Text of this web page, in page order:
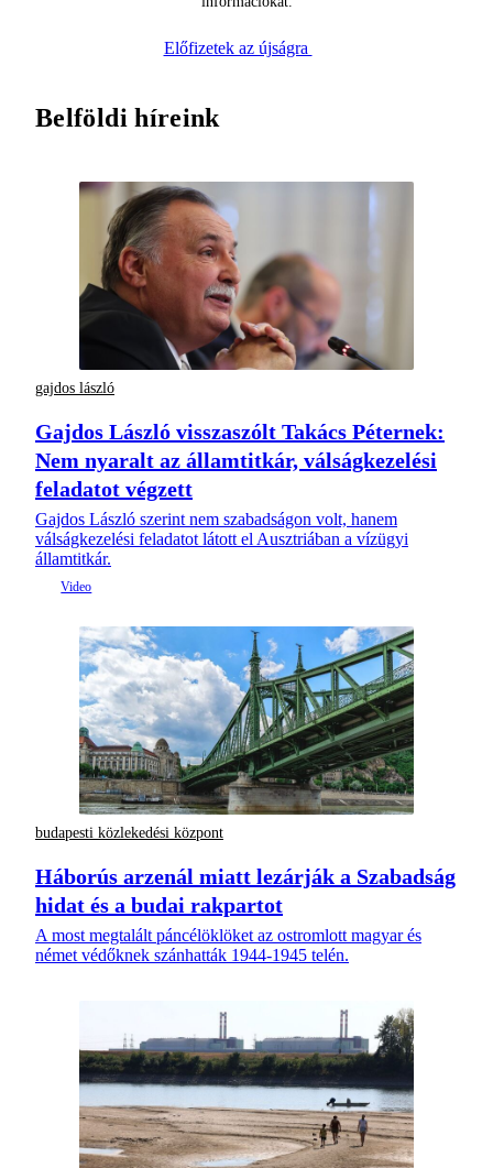
Előfizetek az újságra
Belföldi híreink
gajdos lászló
Gajdos László visszaszólt Takács Péternek:
Nem nyaralt az államtitkár, válságkezelési
feladatot végzett
Gajdos László szerint nem szabadságon volt, hanem
válságkezelési feladatot látott el Ausztriában a vízügyi
államtitkár.
budapesti közlekedési központ
Háborús arzenál miatt lezárják a Szabadság
hidat és a budai rakpartot
A most megtalált páncélöklöket az ostromlott magyar és
német védőknek szánhatták 1944-1945 telén.